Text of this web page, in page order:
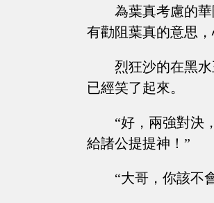
為葉真考慮的
有勸阻葉真的意思
烈狂沙的在黑
已經笑了起來。
“好，兩強對決
給諸公提提神！”
“大哥，你該不